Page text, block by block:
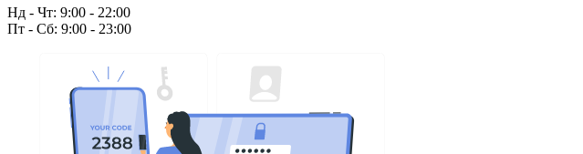
Нд - Чт: 9:00 - 22:00
Пт - Сб: 9:00 - 23:00